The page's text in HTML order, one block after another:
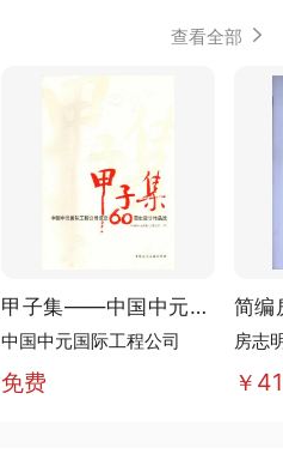
查看全部
甲子集——中国中元国
际工程公司成立60周
中国中元国际工程公司
免费
简编
盘）
房志
￥